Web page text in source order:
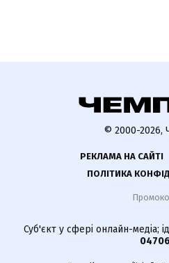
© 2000-2026,
РЕКЛАМА НА САЙТІ
ПОЛІТИКА
Суб'єкт у сфері онлайн-медіа;
04706